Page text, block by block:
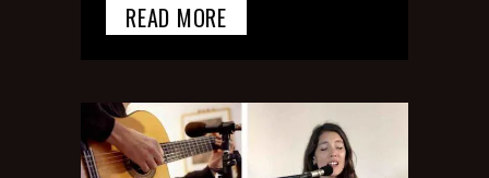
READ MORE